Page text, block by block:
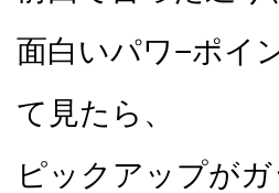
面白いパワ−ポイ
て見たら、
ピックアップがガ